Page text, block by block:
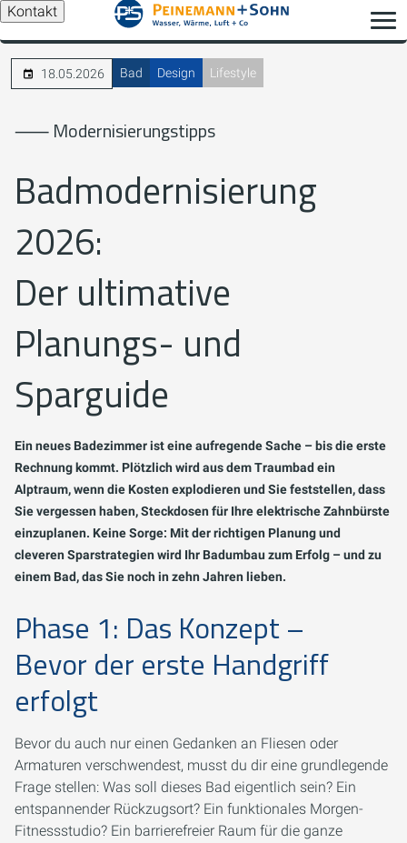
Kontakt
18.05.2026 Bad Design Lifestyle
⸺ Modernisierungstipps
Badmodernisierung
2026:
Der ultimative
Planungs- und
Sparguide
Ein neues Badezimmer ist eine aufregende Sache – bis die erste
Rechnung kommt. Plötzlich wird aus dem Traumbad ein
Alptraum, wenn die Kosten explodieren und Sie feststellen, dass
Sie vergessen haben, Steckdosen für Ihre elektrische Zahnbürste
einzuplanen. Keine Sorge: Mit der richtigen Planung und
cleveren Sparstrategien wird Ihr Badumbau zum Erfolg – und zu
einem Bad, das Sie noch in zehn Jahren lieben.
Phase 1: Das Konzept –
Bevor der erste Handgriff
erfolgt
Bevor du auch nur einen Gedanken an Fliesen oder
Armaturen verschwendest, musst du dir eine grundlegende
Frage stellen: Was soll dieses Bad eigentlich sein? Ein
entspannender Rückzugsort? Ein funktionales Morgen-
Fitnessstudio? Ein barrierefreier Raum für die ganze